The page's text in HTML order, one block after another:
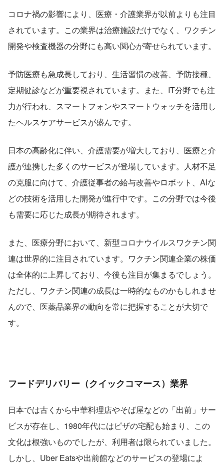
コロナ禍の影響により、医療・介護業界が以前よりも注目
されています。この業界は治療施設だけでなく、ワクチン
開発や検査機器の分野にも高い関心が寄せられています。
予防医療も急成長しており、生活習慣の改善、予防接種、
定期健診などが重要視されています。また、IT分野でも注
力が行われ、スマートフォンやスマートウォッチを活用し
たヘルスケアサービスが盛んです。
日本の高齢化に伴い、介護需要が増大しており、医療と介
護が連携した多くのサービスが登場しています。人材不足
の克服に向けて、介護従事者の給与改善やロボット、AIな
どの技術を活用した開発が進行中です。この分野では今後
も需要に応じた成長が期待されます。
また、医療分野において、新型コロナウイルスワクチン関
連は世界的に注目されています。ワクチン関連企業の株価
は全体的に上昇しており、今後も注目が集まるでしょう。
ただし、ワクチン関連の成長は一時的なものかもしれませ
んので、医薬品業界の動向を常に把握することが大切で
す。
フードデリバリー（クイックコマース）業界
日本では古くから中華料理店やそば屋などの「出前」サー
ビスが存在し、1980年代にはピザの宅配も始まり、この
文化は根強いものでしたが、利用者は限られていました。
しかし、Uber Eatsや出前館などのサービスの登場によ